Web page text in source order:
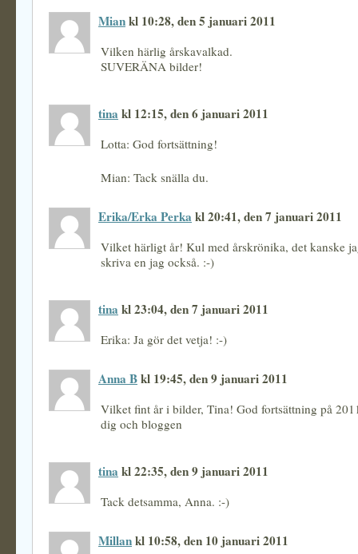
Miankl 10:28, den 5 januari 2011
Vilken härlig årskavalkad.
SUVERÄNA bilder!
tina kl 12:15, den 6 januari 2011
Lotta: God fortsättning!
Mian: Tack snälla du.
Erika/Erka Perka kl 20:41, den 7 januari 2011
Vilket härligt år! Kul med årskrönika, det kanske
skriva en jag också. :-)
tina kl 23:04, den 7 januari 2011
Erika: Ja gör det vetja! :-)
Anna Bkl 19:45, den 9 januari 2011
Vilket fint år i bilder, Tina! God fortsättning på
dig och bloggen
tina kl 22:35, den 9 januari 2011
Tack detsamma, Anna. :-)
Millankl 10:58, den 10 januari 2011